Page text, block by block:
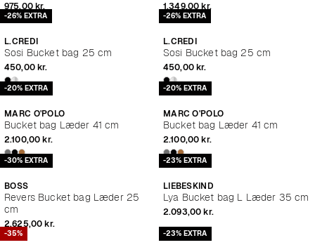
975,00 kr. 1.349,00 kr.
-26% EXTRA
L.CREDI
Sosi Bucket bag 25 cm
450,00 kr.
-26% EXTRA
L.CREDI
Sosi Bucket bag 25 cm
450,00 kr.
-20% EXTRA
MARC O'POLO
Bucket bag Læder 41 cm
2.100,00 kr.
-20% EXTRA
MARC O'POLO
Bucket bag Læder 41 cm
2.100,00 kr.
-30% EXTRA
BOSS
Revers Bucket bag Læder 25
cm
2.625,00 kr.
-23% EXTRA
LIEBESKIND
Lya Bucket bag L Læder 35 cm
2.093,00 kr.
-35% -23% EXTRA